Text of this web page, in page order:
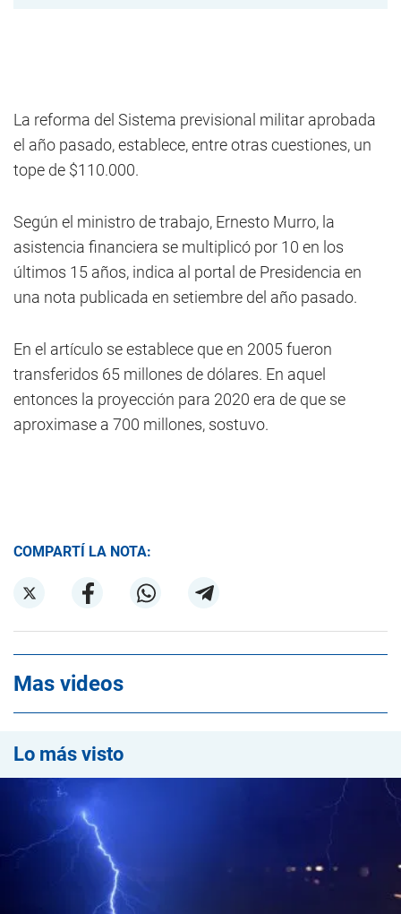
La reforma del Sistema previsional militar aprobada
el año pasado, establece, entre otras cuestiones, un
tope de $110.000.
Según el ministro de trabajo, Ernesto Murro, la
asistencia financiera se multiplicó por 10 en los
últimos 15 años, indica al portal de Presidencia en
una nota publicada en setiembre del año pasado.
En el artículo se establece que en 2005 fueron
transferidos 65 millones de dólares. En aquel
entonces la proyección para 2020 era de que se
aproximase a 700 millones, sostuvo.
COMPARTÍ LA NOTA:
Mas videos
Lo más visto